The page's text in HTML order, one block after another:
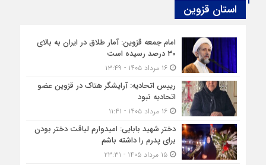
استان قزوین
امام جمعه قزوین: آمار طلاق در ایران به بالای
۳۰ درصد رسیده است
۱۶ مرداد ۱۴۰۵ - ۱۳:۴۹
رییس اتحادیه: آرایشگر هتاک در قزوین عضو
اتحادیه نبود
۱۶ مرداد ۱۴۰۵ - ۱۱:۴۱
دختر شهید بابایی: امیدوارم لیاقت دختر بودن
برای پدرم را داشته باشم
۱۵ مرداد ۱۴۰۵ - ۲۳:۳۱